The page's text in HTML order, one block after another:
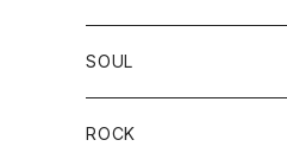
SOUL
ROCK